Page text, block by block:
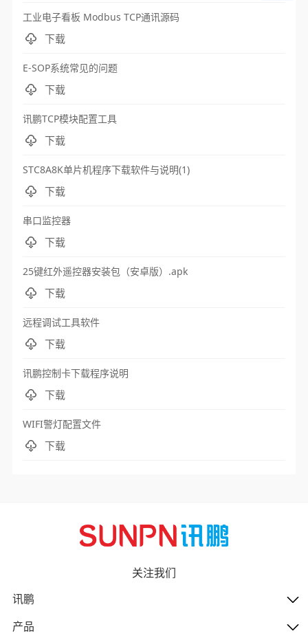
工业电子看板 Modbus TCP通讯源码
下载
E-SOP系统常见的问题
下载
讯鹏TCP模块配置工具
下载
STC8A8K单片机程序下载软件与说明(1)
下载
串口监控器
下载
25键红外遥控器安装包（安卓版）.apk
下载
远程调试工具软件
下载
讯鹏控制卡下载程序说明
下载
WIFI警灯配置文件
下载
关注我们
讯鹏
产品